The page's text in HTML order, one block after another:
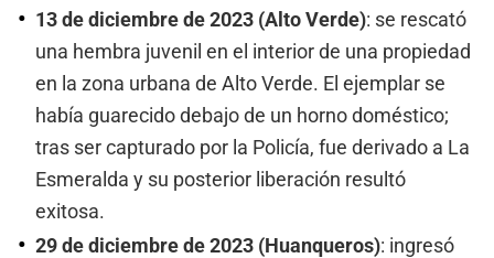
13 de diciembre de 2023 (Alto Verde): se rescató
una hembra juvenil en el interior de una propiedad
en la zona urbana de Alto Verde. El ejemplar se
había guarecido debajo de un horno doméstico;
tras ser capturado por la Policía, fue derivado a La
Esmeralda y su posterior liberación resultó
exitosa.
29 de diciembre de 2023 (Huanqueros): ingresó